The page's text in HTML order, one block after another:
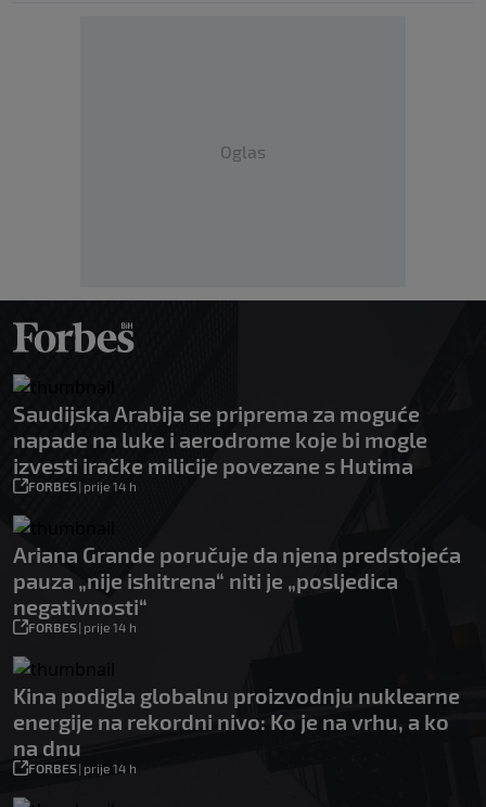
Oglas
Saudijska Arabija se priprema za moguće
napade na luke i aerodrome koje bi mogle
izvesti iračke milicije povezane s Hutima
FORBES| prije 14 h
Ariana Grande poručuje da njena predstojeća
pauza „nije ishitrena“ niti je „posljedica
negativnosti“
FORBES| prije 14 h
Kina podigla globalnu proizvodnju nuklearne
energije na rekordni nivo: Ko je na vrhu, a ko
na dnu
FORBES| prije 14 h